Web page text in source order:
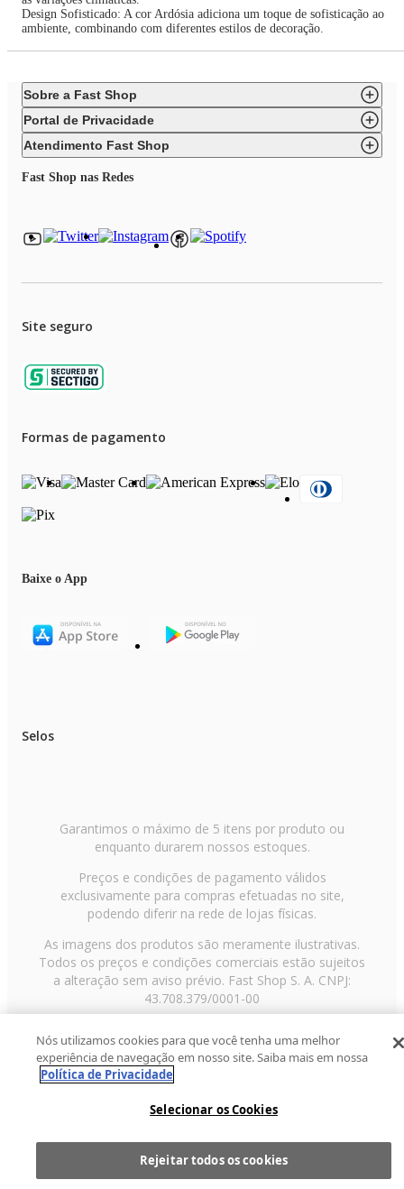
Design Sofisticado: A cor Ardósia adiciona um toque de sofisticação ao
ambiente, combinando com diferentes estilos de decoração.
Sobre a Fast Shop
Portal de Privacidade
Atendimento Fast Shop
Fast Shop nas Redes
Site seguro
Formas de pagamento
Baixe o App
Selos
Garantimos o máximo de 5 itens por produto ou
enquanto durarem nossos estoques.
Preços e condições de pagamento válidos
exclusivamente para compras efetuadas no site,
podendo diferir na rede de lojas físicas.
As imagens dos produtos são meramente ilustrativas.
Todos os preços e condições comerciais estão sujeitos
a alteração sem aviso prévio. Fast Shop S. A. CNPJ:
43.708.379/0001-00
Paulo/SP, CEP 02029-001, Telefone: 11 3003-3728 ©
2013 Fast Shop - Todos os direitos reservadosRF
Nós utilizamos cookies para que você tenha uma melhor
experiência de navegação em nosso site. Saiba mais em nossa
Política de Privacidade
Selecionar os Cookies
Rejeitar todos os cookies